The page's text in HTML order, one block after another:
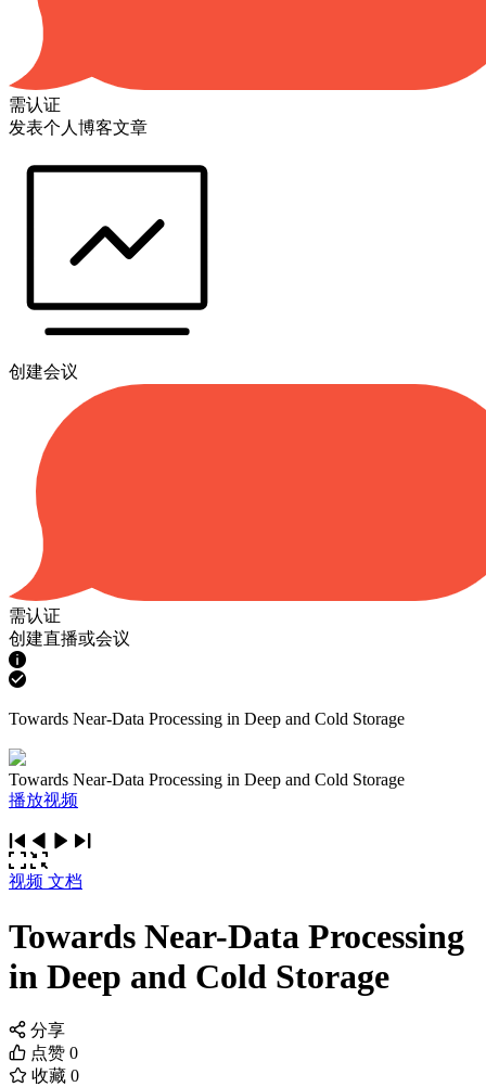
需认证
发表个人博客文章
创建会议
需认证
创建直播或会议
Towards Near-Data Processing in Deep and Cold Storage
Towards Near-Data Processing in Deep and Cold Storage
播放视频
视频 文档
Towards Near-Data Processing
in Deep and Cold Storage
分享
点赞 0
收藏 0